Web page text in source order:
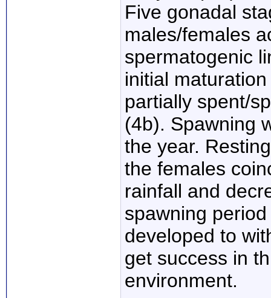
Five gonadal
males/females
spermatogenic
initial
partially spent/
(4b). Spawning
the year.
the females
rainfall and
spawning
developed to
get success in
environment.